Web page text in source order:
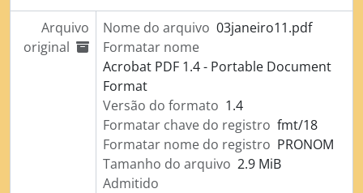
Arquivo
original
Nome do arquivo 03janeiro11.pdf
Formatar nome
Acrobat PDF 1.4 - Portable Document
Format
Versão do formato 1.4
Formatar chave do registro fmt/18
Formatar nome do registro PRONOM
Tamanho do arquivo 2.9 MiB
Admitido